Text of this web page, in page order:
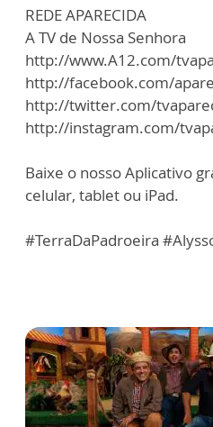
REDE APARECIDA
A TV de Nossa Senhora
http://www.A12.com/
http://facebook.com/
http://twitter.com/
http://instagram.com/
Baixe o nosso Aplicativo
celular, tablet ou iPad.
#TerraDaPadroeira